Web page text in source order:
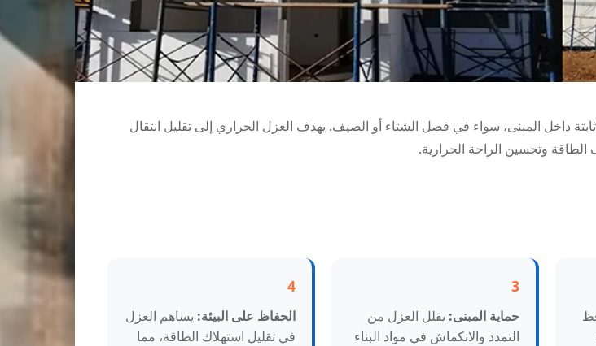
داخل المبنى، سواء في فصل الشتاء أو الصيف. يهدف العزل الحراري إلى تقليل انتقال
وتحسين الراحة الحرارية.
3
حماية المبنى: يقلل العزل من
التمدد والانكماش في مواد البناء
4
الحفاظ على البيئة: يساهم العزل
في تقليل استهلاك الطاقة، مما